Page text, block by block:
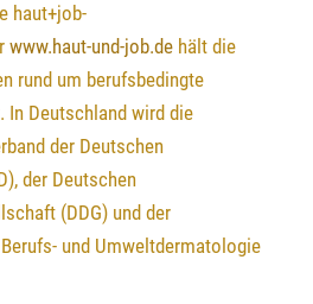
haut+job-
www.haut-und-job.dehält die
rund um berufsbedingte
In Deutschland wird die
der Deutschen
der Deutschen
(DDG) und der
und Umweltdermatologie